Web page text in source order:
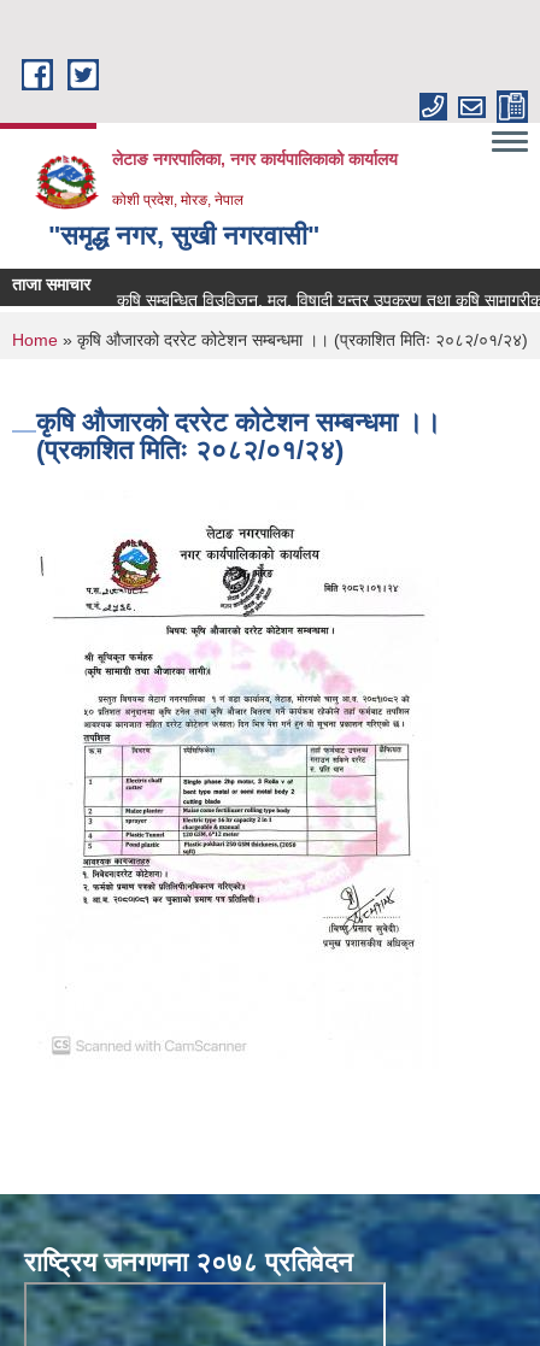
लेटाङ नगरपालिका, नगर कार्यपालिकाको कार्यालय
कोशी प्रदेश, मोरङ, नेपाल
"समृद्ध नगर, सुखी नगरवासी"
ताजा समाचार
कृषि सम्बन्धित विउविजन, मल, विषादी यन्त्र उपकरण तथा कृषि सामाग्रीको
You are here
Home » कृषि औजारको दररेट कोटेशन सम्बन्धमा ।। (प्रकाशित मितिः २०८२/०१/२४)
कृषि औजारको दररेट कोटेशन सम्बन्धमा ।।
(प्रकाशित मितिः २०८२/०१/२४)
राष्ट्रिय जनगणना २०७८ प्रतिवेदन